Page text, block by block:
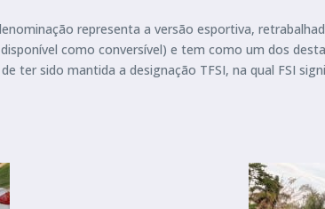
representa a versão esportiva,
como conversível) e tem como um dos
ter sido mantida a designação TFSI, na qual FSI